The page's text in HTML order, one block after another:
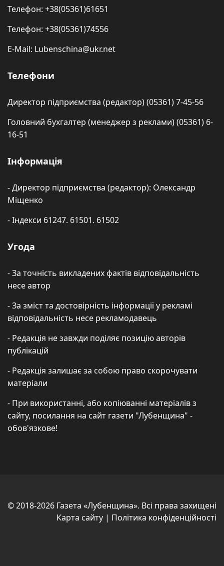
Телефон: +38(05361)61651
Телефон: +38(05361)74556
E-Mail: Lubenschina@ukr.net
Телефони
Директор підприємства (редактор) (05361) 7-45-56
Головний бухгалтер (менеджер з реклами) (05361) 6-
16-51
Інформація
- Директор підприємства (редактор): Олександр
Міщенко
- Індекси 61247. 61501. 61502
Угода
- За точність викладених фактів відповідальність
несе автор
- За зміст та достовірність інформації у рекламі
відповідальність несе рекламодавець
- Редакція не завжди поділяє позицію авторів
публікацій
- Редакція залишає за собою право скорочувати
матеріали
- При використанні, або копіюванні матеріалів з
сайту, посилання на сайт газети "Лубенщина" -
обов'язкове!
© 2018-2026 Газета «Лубенщина». Всі права захищені
Карта сайту | Політика конфіденційності